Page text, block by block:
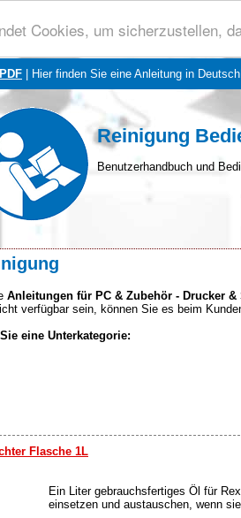
Cookies, um sicherzustellen,
| Hier finden Sie eine Anleitung in
Reinigung
Benutzerhandbuch und
Anleitungen für PC & Zubehör - Drucker
verfügbar sein, können Sie es beim
eine Unterkategorie:
Flasche 1L
Ein Liter gebrauchsfertiges Öl für
einsetzen und austauschen, wenn sie